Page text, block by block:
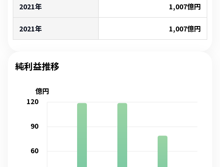
2021年 1,007億円
2021年 1,007億円
純利益推移
60
90
120
億円